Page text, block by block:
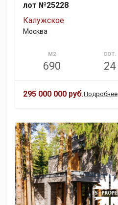
лот №25228
Калужское
Москва
М2
690
СОТ.
24
295 000 000 руб.Подробнее